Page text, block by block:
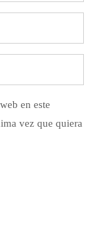
en este
vez que quiera